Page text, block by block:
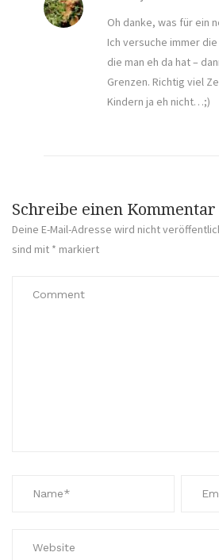
Oh danke, was für ein
Ich versuche immer
die man eh da hat –
Grenzen. Richtig viel
Kindern ja eh nicht…;)
Schreibe einen Kommentar
Deine E-Mail-Adresse wird nicht
sind mit * markiert